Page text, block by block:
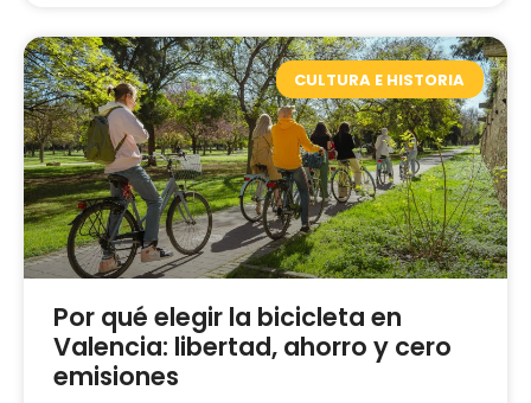
CULTURA E HISTORIA
Por qué elegir la bicicleta en
Valencia: libertad, ahorro y cero
emisiones